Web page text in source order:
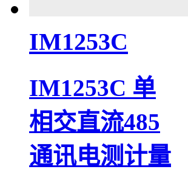
IM1253C
IM1253C 单
相交直流485
通讯电测计量